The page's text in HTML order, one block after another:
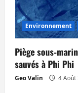
Environnement
Piège
sauvés à Phi Phi
Geo Valin 4 Août